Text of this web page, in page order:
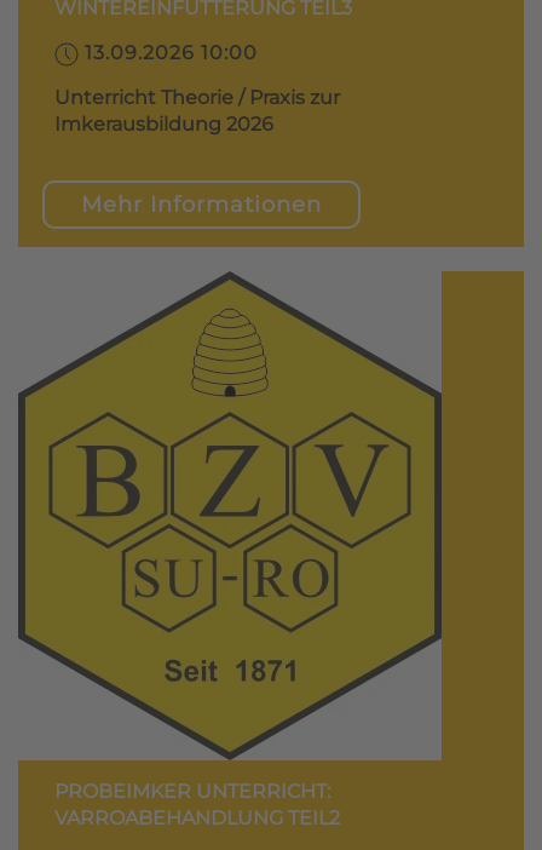
WINTEREINFÜTTERUNG TEIL3
13.09.2026 10:00
Unterricht Theorie / Praxis zur
Imkerausbildung 2026
Mehr Informationen
PROBEIMKER UNTERRICHT:
VARROABEHANDLUNG TEIL2